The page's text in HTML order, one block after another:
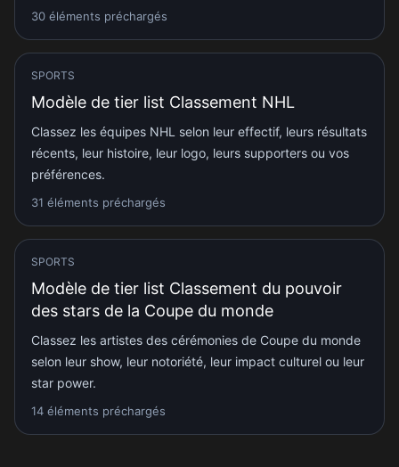
30 éléments préchargés
SPORTS
Modèle de tier list Classement NHL
Classez les équipes NHL selon leur effectif, leurs résultats
récents, leur histoire, leur logo, leurs supporters ou vos
préférences.
31 éléments préchargés
SPORTS
Modèle de tier list Classement du pouvoir
des stars de la Coupe du monde
Classez les artistes des cérémonies de Coupe du monde
selon leur show, leur notoriété, leur impact culturel ou leur
star power.
14 éléments préchargés